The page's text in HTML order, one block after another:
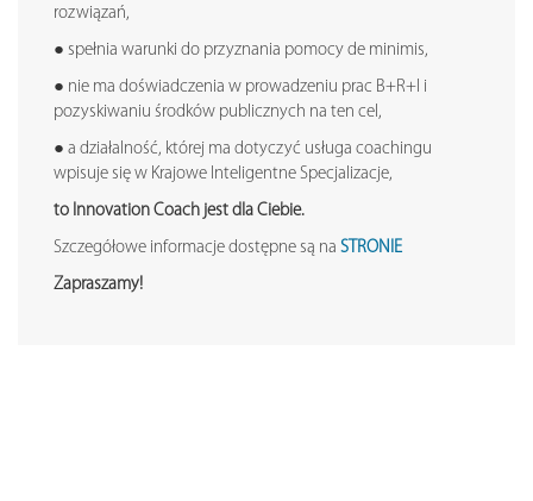
rozwiązań,
● spełnia warunki do przyznania pomocy de minimis,
● nie ma doświadczenia w prowadzeniu prac B+R+I i
pozyskiwaniu środków publicznych na ten cel,
● a działalność, której ma dotyczyć usługa coachingu
wpisuje się w Krajowe Inteligentne Specjalizacje,
to Innovation Coach jest dla Ciebie.
Szczegółowe informacje dostępne są na STRONIE
Zapraszamy!